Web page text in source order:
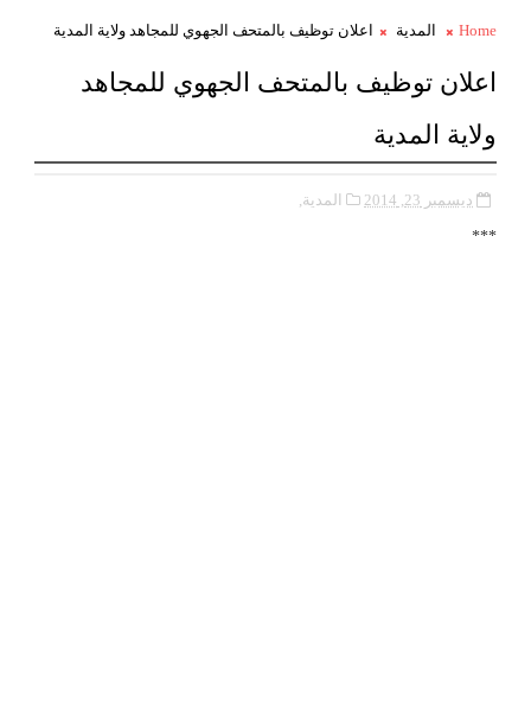
Home المدية اعلان توظيف بالمتحف الجهوي للمجاهد ولاية المدية
اعلان توظيف بالمتحف الجهوي للمجاهد
ولاية المدية
ديسمبر 23, 2014 المدية,
***